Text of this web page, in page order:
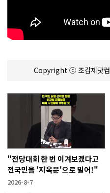
Copyright ⓒ 조갑제닷컴
"전당대회 한 번 이겨보겠다고
전국민을 '지옥문'으로 밀어!"
2026-8-7